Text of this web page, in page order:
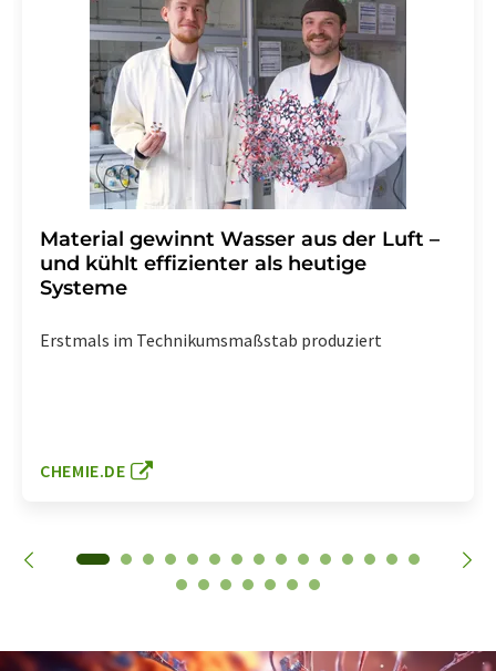
Material gewinnt Wasser aus der Luft –
und kühlt effizienter als heutige
Systeme
Erstmals im Technikumsmaßstab produziert
CHEMIE.DE